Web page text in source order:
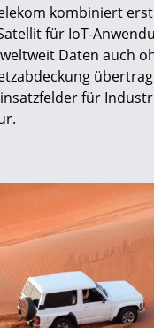
kombiniert
für IoT-
Daten auch
für